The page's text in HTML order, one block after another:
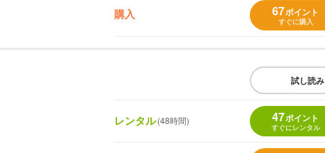
購入 67ポイント
すぐに購入
試し読み
レンタル(48時間) 47ポイント
すぐにレンタル